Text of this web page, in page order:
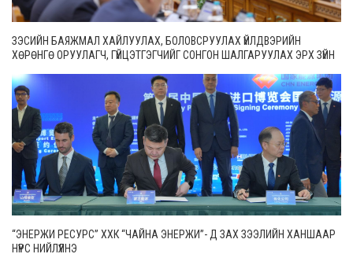
ЗЭСИЙН БАЯЖМАЛ ХАЙЛУУЛАХ, БОЛОВСРУУЛАХ ҮЙЛДВЭРИЙН
ХӨРӨНГӨ ОРУУЛАГЧ, ГҮЙЦЭТГЭГЧИЙГ СОНГОН ШАЛГАРУУЛАХ ЭРХ ЗҮЙН
“ЭНЕРЖИ РЕСУРС” ХХК “ЧАЙНА ЭНЕРЖИ”- Д ЗАХ ЗЭЭЛИЙН ХАНШААР
НҮҮРС НИЙЛҮҮЛНЭ